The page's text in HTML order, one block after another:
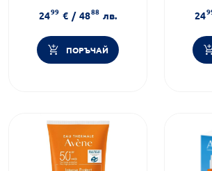
Дермокозметика
Тип продукт:
Флуид
2499 € / 4888 лв.
ПОРЪЧАЙ
24